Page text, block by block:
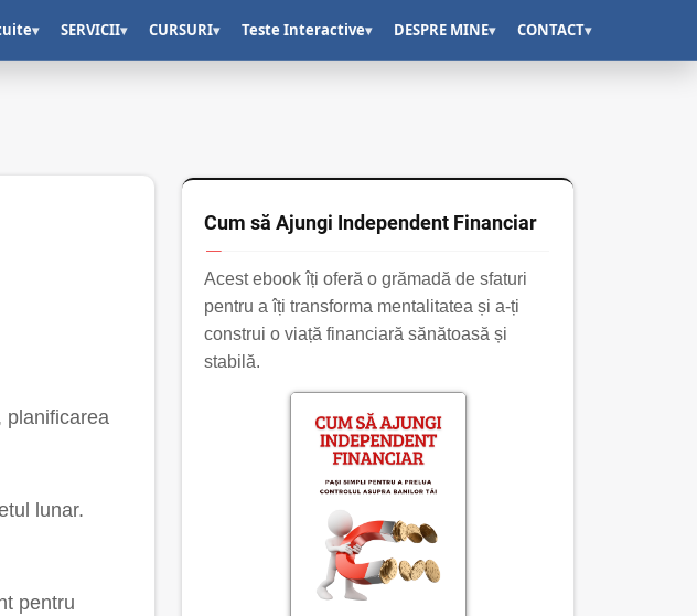
▾ SERVICII▾ CURSURI▾ Teste Interactive▾ DESPRE MINE▾ CONTACT▾
planificarea
lunar.
pentru
Cum să Ajungi Independent Financiar
Acest ebook îți oferă o grămadă de sfaturi
pentru a îți transforma mentalitatea și a-ți
construi o viață financiară sănătoasă și
stabilă.